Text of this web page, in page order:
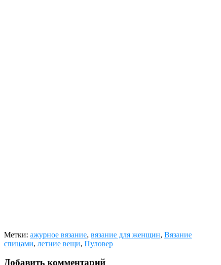
Метки: ажурное вязание, вязание для женщин, Вязание
спицами, летние вещи, Пуловер
Добавить комментарий